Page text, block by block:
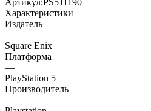
Характеристики
Издатель
—
Square Enix
Платформа
—
PlayStation 5
Производитель
—